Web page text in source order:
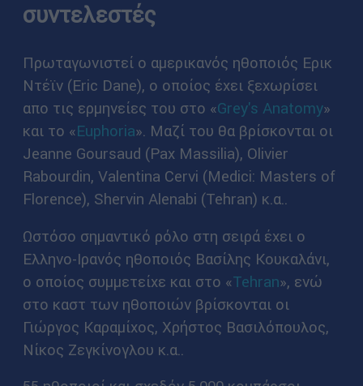
συντελεστές
Πρωταγωνιστεί ο αμερικανός ηθοποιός Ερικ
Ντέϊν (Eric Dane), ο οποίος έχει ξεχωρίσει
απο τις ερμηνείες του στο «Grey's Anatomy»
και το «Euphoria». Μαζί του θα βρίσκονται οι
Jeanne Goursaud (Pax Massilia), Olivier
Rabourdin, Valentina Cervi (Medici: Masters of
Florence), Shervin Alenabi (Tehran) κ.α..
Ωστόσο σημαντικό ρόλο στη σειρά έχει ο
Ελληνο-Ιρανός ηθοποιός Βασίλης Κουκαλάνι,
ο οποίος συμμετείχε και στο «Tehran», ενώ
στο καστ των ηθοποιών βρίσκονται οι
Γιώργος Καραμίχος, Χρήστος Βασιλόπουλος,
Νίκος Ζεγκίνογλου κ.α..